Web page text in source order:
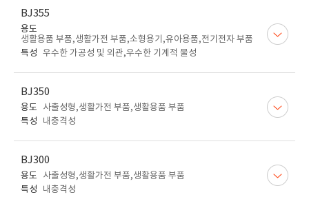
BJ355
용도
생활용품 부품,생활가전 부품,소형용기,유아용품,전기전자 부품
특성 우수한 가공성 및 외관,우수한 기계적 물성
BJ350
용도
사출성형,생활가전 부품,생활용품 부품
특성
내충격성
BJ300
용도
사출성형,생활가전 부품,생활용품 부품
특성
내충격성